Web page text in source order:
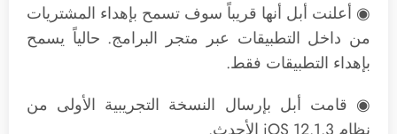
◉ أعلنت أبل أنها قريباً سوف تسمح بإهداء المشتريات
من داخل التطبيقات عبر متجر البرامج. حالياً يسمح
بإهداء التطبيقات فقط.
◉ قامت أبل بإرسال النسخة التجريبية الأولى من